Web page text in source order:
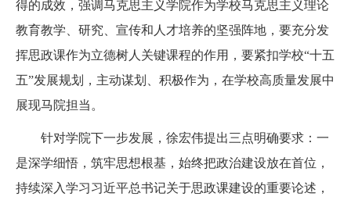
得的成效，强调马克思主义学院作为学校马克思主义理论
教育教学、研究、宣传和人才培养的坚强阵地，要充分发
挥思政课作为立德树人关键课程的作用，要紧扣学校“十五
五”发展规划，主动谋划、积极作为，在学校高质量发展中
展现马院担当。
针对学院下一步发展，徐宏伟提出三点明确要求：一
是深学细悟，筑牢思想根基，始终把政治建设放在首位，
持续深入学习习近平总书记关于思政课建设的重要论述，